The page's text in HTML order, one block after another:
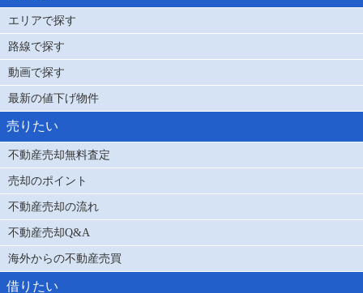
エリアで探す
路線で探す
動画で探す
最新の値下げ物件
売りたい
不動産売却無料査定
売却のポイント
不動産売却の流れ
不動産売却Q&A
海外からの不動産売買
借りたい